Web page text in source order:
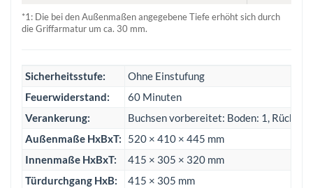
*1: Die bei den Außenmaßen angegebene Tiefe erhöht sich durch
die Griffarmatur um ca. 30 mm.
Sicherheitsstufe:
Ohne Einstufung
Feuerwiderstand:
60 Minuten
Verankerung:
Buchsen vorbereitet: Boden: 1,
Außenmaße HxBxT:
520 × 410 × 445 mm
Innenmaße HxBxT:
415 × 305 × 320 mm
Türdurchgang HxB:
415 × 305 mm